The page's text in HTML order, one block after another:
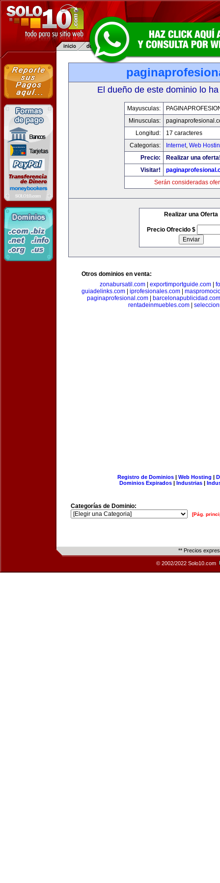
El dueño de este dominio lo
Mayusculas:
Minusculas:
Longitud:
17 caracteres
Categorias:
Internet, Web
Precio:
Realizar una
Visitar!
Serán consideradas
Realizar una Oferta
Precio Ofrecido $
Otros dominios en venta:
zonabursatil.com
exportimportguide.com
guiadelinks.com
iprofesionales.com
paginaprofesional.com|
barcelonapublicidad.com
rentadeinmuebles.com|
Registro de Dominios| Web Hosting |
Dominios Expirados | Industrias |
Categorías de Dominio:
[Pág.
** Precios
© 2002/2022 Solo10.com